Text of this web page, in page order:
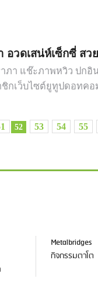
อวดเสน่ห์เซ็กซี่ สว
ภา แช๊ะภาพหวิว ปก
ชิกเว็บไซต์ยูทูปดอทคอ
52 53 54 55
Metalbridges
กิจกรรมตาโต